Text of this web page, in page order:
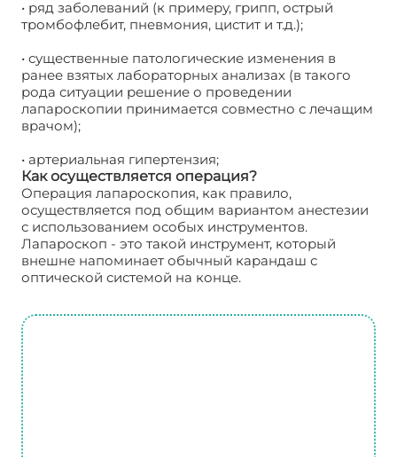
• ряд заболеваний (к примеру, грипп, острый
тромбофлебит, пневмония, цистит и т.д.);
• существенные патологические изменения в
ранее взятых лабораторных анализах (в такого
рода ситуации решение о проведении
лапароскопии принимается совместно с лечащим
врачом);
• артериальная гипертензия;
Как осуществляется операция?
Операция лапароскопия, как правило,
осуществляется под общим вариантом анестезии
с использованием особых инструментов.
Лапароскоп - это такой инструмент, который
внешне напоминает обычный карандаш с
оптической системой на конце.